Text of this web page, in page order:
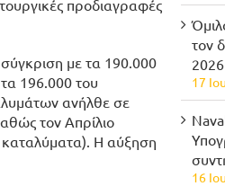
προδιαγραφές
με τα 190.000
196.000 του
ανήλθε σε
τον Απρίλιο
Η αύξηση
τον
2026
17
16